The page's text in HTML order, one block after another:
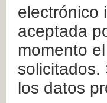
electrónico
aceptada
momento
solicitados.
los datos